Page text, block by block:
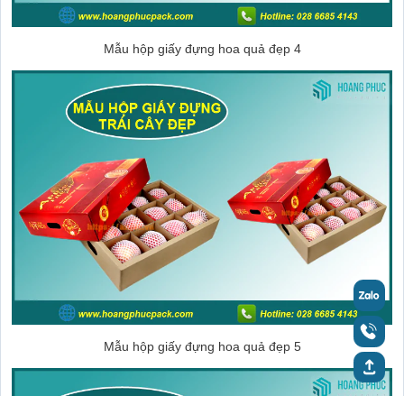
Mẫu hộp giấy đựng hoa quả đẹp 4
Mẫu hộp giấy đựng hoa quả đẹp 5